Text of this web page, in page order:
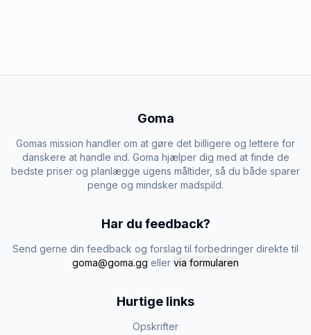
Goma
Gomas mission handler om at gøre det billigere og lettere for
danskere at handle ind. Goma hjælper dig med at finde de
bedste priser og planlægge ugens måltider, så du både sparer
penge og mindsker madspild.
Har du feedback?
Send gerne din feedback og forslag til forbedringer direkte til
goma@goma.gg eller via formularen
Hurtige links
Opskrifter